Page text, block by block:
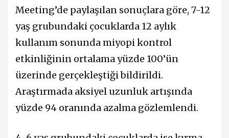
Meeting’de paylaşılan sonuçlara göre, 7-12
yaş grubundaki çocuklarda 12 aylık
kullanım sonunda miyopi kontrol
etkinliğinin ortalama yüzde 100’ün
üzerinde gerçekleştiği bildirildi.
Araştırmada aksiyel uzunluk artışında
yüzde 94 oranında azalma gözlemlendi.